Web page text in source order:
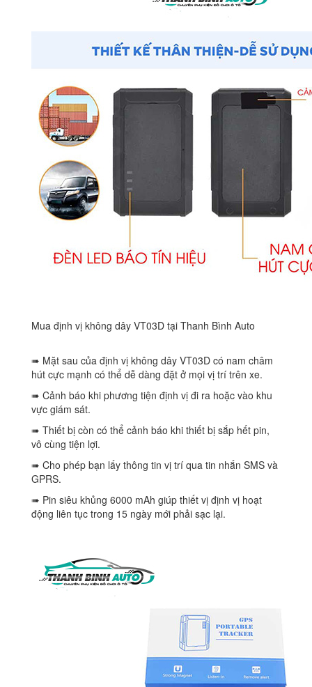
Mua định vị không dây VT03D tại Thanh Bình Auto
➠ Mặt sau của định vị không dây VT03D có nam châm
hút cực mạnh có thể dễ dàng đặt ở mọi vị trí trên xe.
➠ Cảnh báo khi phương tiện định vị đi ra hoặc vào khu
vực giám sát.
➠ Thiết bị còn có thể cảnh báo khi thiết bị sắp hết pin,
vô cùng tiện lợi.
➠ Cho phép bạn lấy thông tin vị trí qua tin nhắn SMS và
GPRS.
➠ Pin siêu khủng 6000 mAh giúp thiết vị định vị hoạt
động liên tục trong 15 ngày mới phải sạc lại.